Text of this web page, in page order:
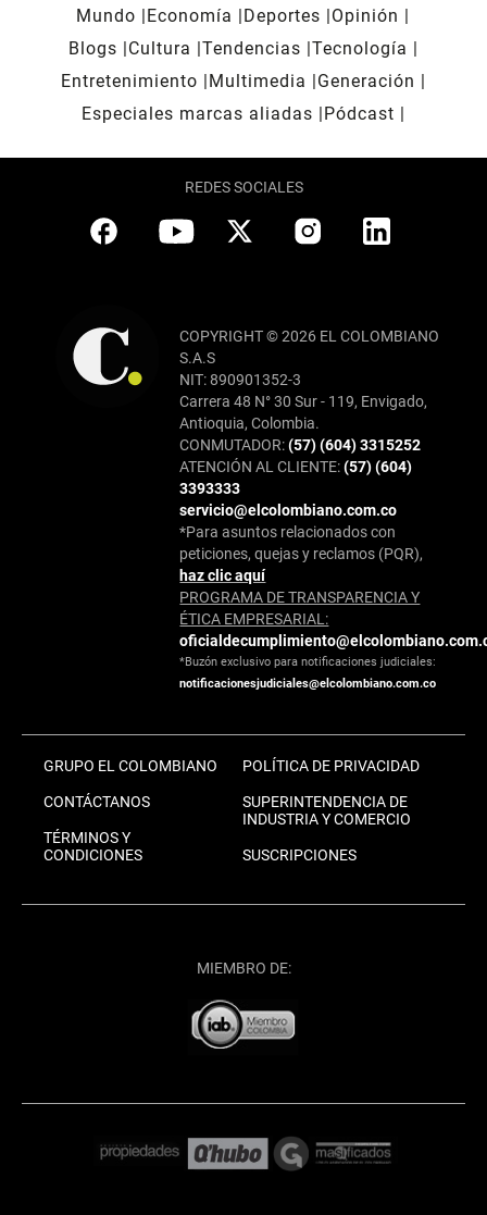
Mundo Economía Deportes
Opinión
Blogs
Cultura Tendencias Tecnología
Entretenimiento
Multimedia
Generación
Especiales marcas aliadas
Pódcast
REDES SOCIALES
COPYRIGHT © 2026 EL COLOMBIANO
S.A.S
NIT: 890901352-3
Carrera 48 N° 30 Sur - 119, Envigado,
Antioquia, Colombia.
CONMUTADOR:(57) (604) 3315252
ATENCIÓN AL CLIENTE:(57) (604)
3393333
servicio@elcolombiano.com.co
*Para asuntos relacionados con
peticiones, quejas y reclamos (PQR),
haz clic aquí
PROGRAMA DE TRANSPARENCIA Y
ÉTICA EMPRESARIAL:
*Buzón exclusivo para notificaciones judiciales:
notificacionesjudiciales@elcolombiano.com.co
GRUPO EL COLOMBIANO
CONTÁCTANOS
TÉRMINOS Y
CONDICIONES
POLÍTICA DE PRIVACIDAD
SUPERINTENDENCIA DE
INDUSTRIA Y COMERCIO
SUSCRIPCIONES
MIEMBRO DE: